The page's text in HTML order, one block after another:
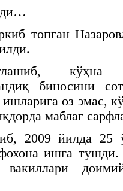
топган
биносини
оз эмас,
маблағ
2009 йилда 25
ишга
вакиллари